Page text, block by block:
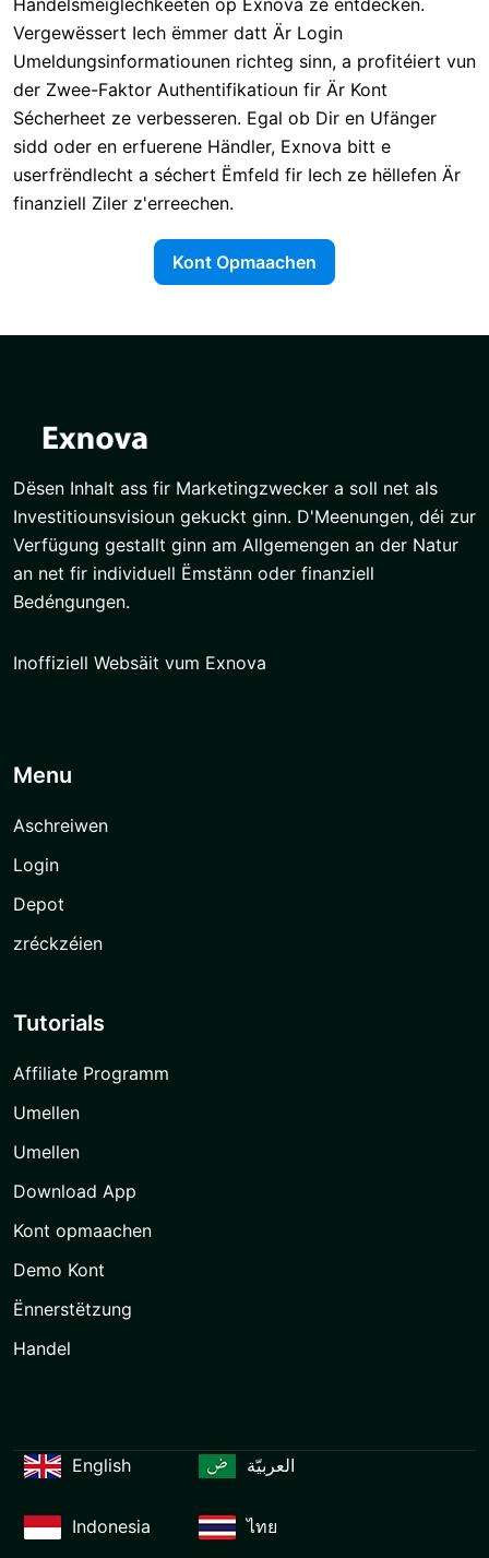
Vergewëssert Iech ëmmer datt Är Login
Umeldungsinformatiounen richteg sinn, a profitéiert vun
der Zwee-Faktor Authentifikatioun fir Är Kont
Sécherheet ze verbesseren. Egal ob Dir en Ufänger
sidd oder en erfuerene Händler, Exnova bitt e
userfrëndlecht a séchert Ëmfeld fir Iech ze hëllefen Är
finanziell Ziler z'erreechen.
Kont Opmaachen
Dësen Inhalt ass fir Marketingzwecker a soll net als
Investitiounsvisioun gekuckt ginn. D'Meenungen, déi zur
Verfügung gestallt ginn am Allgemengen an der Natur
an net fir individuell Ëmstänn oder finanziell
Bedéngungen.
Inoffiziell Websäit vum Exnova
Menu
Aschreiwen
Login
Depot
zréckzéien
Tutorials
Affiliate Programm
Umellen
Umellen
Download App
Kont opmaachen
Demo Kont
Ënnerstëtzung
Handel
English العربيّة
Indonesia ไทย